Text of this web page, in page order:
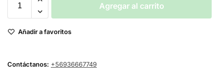
Agregar al carrito
Añadir a favoritos
Contáctanos: +56936667749